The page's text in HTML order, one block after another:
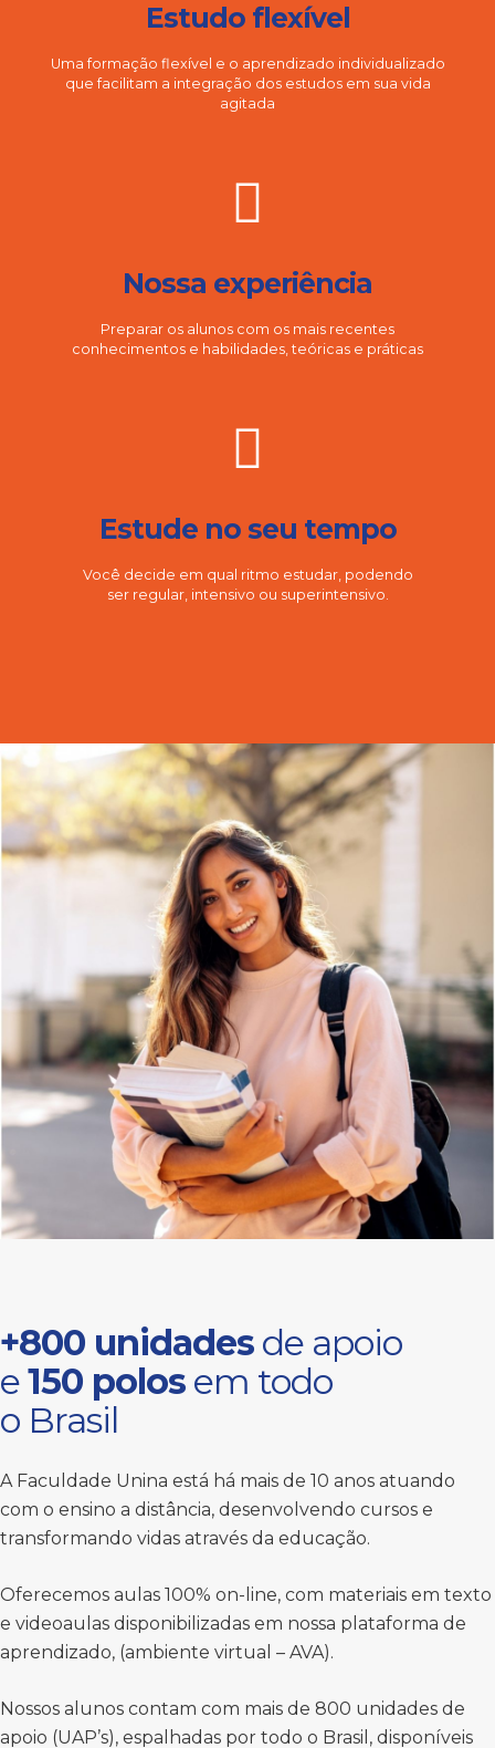
Estudo flexível
Uma formação flexível e o aprendizado individualizado
que facilitam a integração dos estudos em sua vida
agitada
Nossa experiência
Preparar os alunos com os mais recentes
conhecimentos e habilidades, teóricas e práticas
Estude no seu tempo
Você decide em qual ritmo estudar, podendo
ser regular, intensivo ou superintensivo.
+800 unidades de apoio
e150 polos em todo
o Brasil
A Faculdade Unina está há mais de 10 anos atuando
com o ensino a distância, desenvolvendo cursos e
transformando vidas através da educação.
Oferecemos aulas 100% on-line, com materiais em texto
e videoaulas disponibilizadas em nossa plataforma de
aprendizado, (ambiente virtual – AVA).
Nossos alunos contam com mais de 800 unidades de
apoio (UAP’s), espalhadas por todo o Brasil, disponíveis